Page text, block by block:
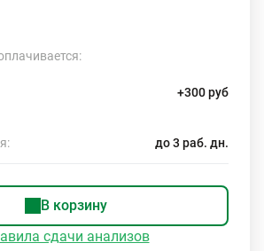
+300 руб
до 3 раб. дн.
В корзину
сдачи анализов